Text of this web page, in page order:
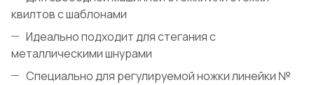
квилтов с шаблонами
Идеально подходит для стегания с
металлическими шнурами
Специально для регулируемой ножки линейки №